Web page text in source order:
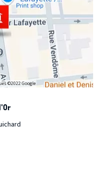
©2022 Google